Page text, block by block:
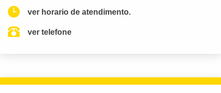
ver horario de atendimento.
ver telefone